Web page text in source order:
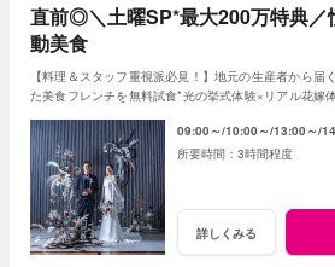
直前◎＼土曜SP*最大200万特典／
動美食
【料理＆スタッフ重視派必見！】地元の生産者から届
た美食フレンチを無料試食*光の挙式体験×リアル花嫁
09:00～ 10:00～ 13:00～
3時間程度
詳しくみる